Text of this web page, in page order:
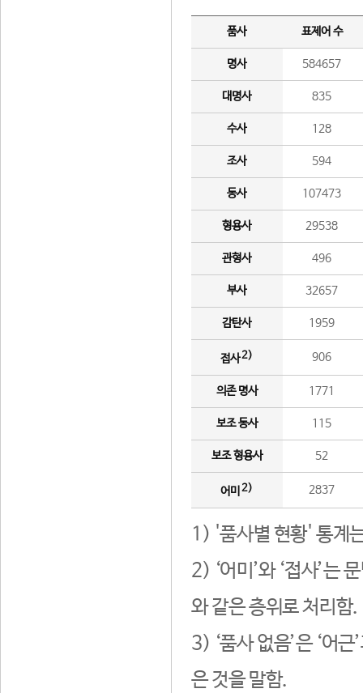
품사 표제어 수
명사 584657
대명사 835
수사 128
조사 594
동사 107473
형용사 29538
관형사 496
부사 32657
감탄사 1959
접사2) 906
의존 명사 1771
보조 동사 115
보조 형용사 52
어미 2) 2837
1) '품사별 현황' 통계
2) ‘어미’와 ‘접사’는
와 같은 층위로 처리함.
3) ‘품사 없음’은 ‘어
은 것을 말함.